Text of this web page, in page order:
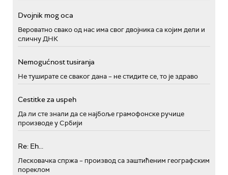
Dvojnik mog oca
Вероватно свако од нас има свог двојника са којим дели и
сличну ДНК
Nemogućnost tusiranja
Не туширате се сваког дана – не стидите се, то је здраво
Cestitke za uspeh
Да ли сте знали да се најбоље грамофонске ручице
производе у Србији
Re: Eh...
Лесковачка спржа – производ са заштићеним географским
пореклом